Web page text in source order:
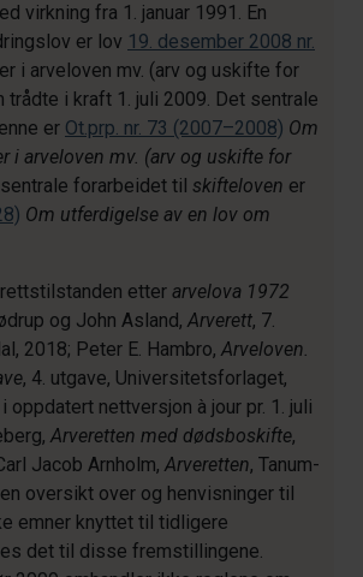
virkning fra 1. januar 1991. En
er lov 19. desember 2008 nr.
i arveloven mv. (arv og uskifte for
trådte i kraft 1. juli 2009. Det sentrale
er Ot.prp. nr. 73 (2007–2008) Om
i arveloven mv. (arv og uskifte for
forarbeidet til skifteloven er
Om utferdigelse av en lov om
etter arvelova 1972
og John Asland, Arverett, 7.
2018; Peter E. Hambro, Arveloven.
, 4. utgave, Universitetsforlaget,
oppdatert nettversjon à jour pr. 1. juli
Arveretten med dødsboskifte,
Jacob Arnholm, Arveretten, Tanum-
oversikt over og henvisninger til
emner knyttet til tidligere
det til disse fremstillingene.